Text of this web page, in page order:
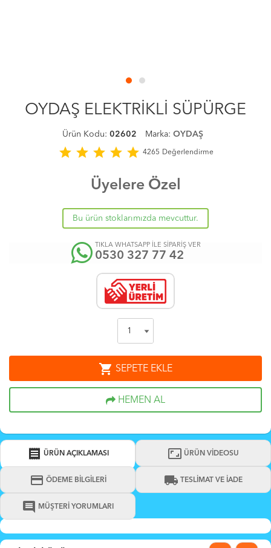
OYDAŞ ELEKTRİKLİ SÜPÜRGE
Ürün Kodu: 02602 Marka: OYDAŞ
star star star star star 4265 Değerlendirme
Üyelere Özel
Bu ürün stoklarımızda mevcuttur.
TIKLA WHATSAPP İLE SİPARİŞ VER
0530 327 77 42
shopping_cart SEPETE EKLE
HEMEN AL
receipt ÜRÜN AÇIKLAMASI aspect_ratio ÜRÜN VİDEOSU
credit_card ÖDEME BİLGİLERİ local_shipping TESLİMAT VE İADE
comment MÜŞTERİ YORUMLARI